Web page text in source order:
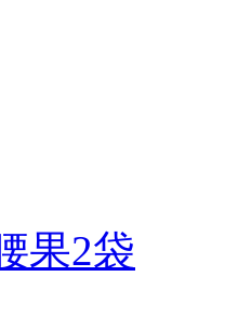
果2袋